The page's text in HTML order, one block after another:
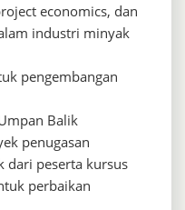
economics, dan
industri minyak
pengembangan
Balik
penugasan
dari peserta kursus
perbaikan